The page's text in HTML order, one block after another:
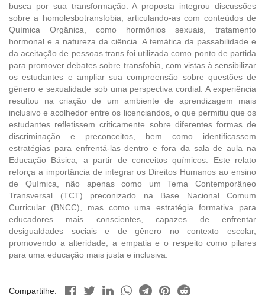
busca por sua transformação. A proposta integrou discussões
sobre a homolesbotransfobia, articulando-as com conteúdos de
Química Orgânica, como hormônios sexuais, tratamento
hormonal e a natureza da ciência. A temática da passabilidade e
da aceitação de pessoas trans foi utilizada como ponto de partida
para promover debates sobre transfobia, com vistas à sensibilizar
os estudantes e ampliar sua compreensão sobre questões de
gênero e sexualidade sob uma perspectiva cordial. A experiência
resultou na criação de um ambiente de aprendizagem mais
inclusivo e acolhedor entre os licenciandos, o que permitiu que os
estudantes refletissem criticamente sobre diferentes formas de
discriminação e preconceitos, bem como identificassem
estratégias para enfrentá-las dentro e fora da sala de aula na
Educação Básica, a partir de conceitos químicos. Este relato
reforça a importância de integrar os Direitos Humanos ao ensino
de Química, não apenas como um Tema Contemporâneo
Transversal (TCT) preconizado na Base Nacional Comum
Curricular (BNCC), mas como uma estratégia formativa para
educadores mais conscientes, capazes de enfrentar
desigualdades sociais e de gênero no contexto escolar,
promovendo a alteridade, a empatia e o respeito como pilares
para uma educação mais justa e inclusiva.
Compartilhe: